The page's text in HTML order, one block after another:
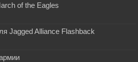
of the Eagles
Jagged Alliance Flashback